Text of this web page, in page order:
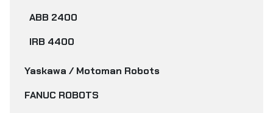
ABB 2400
IRB 4400
Yaskawa / Motoman Robots
FANUC ROBOTS